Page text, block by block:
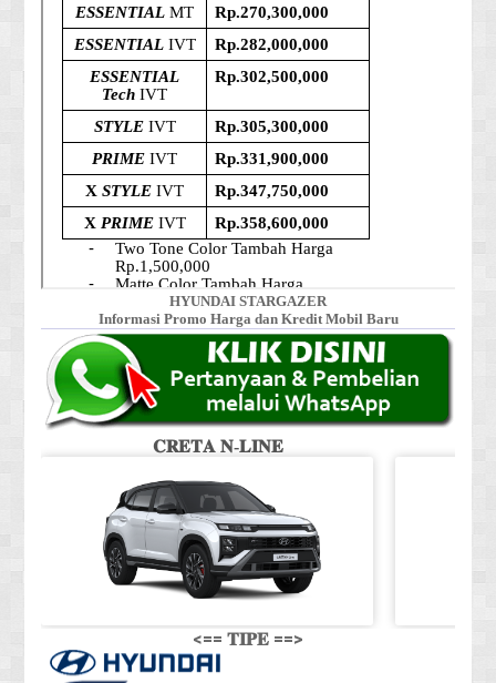
HYUNDAI STARGAZER
Informasi Promo Harga dan Kredit Mobil Baru
𝐂𝐑𝐄𝐓𝐀 𝐍-𝐋𝐈𝐍𝐄
<== 𝐓𝐈𝐏𝐄 ==>